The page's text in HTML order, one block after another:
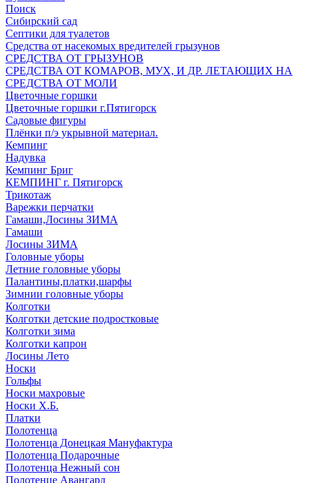
Поиск
Сибирский сад
Септики для туалетов
Средства от насекомых вредителей грызунов
СPEДСТВА ОТ ГРЫЗУНОВ
СРЕДСТВА ОТ КОМАРОВ, МУХ, И ДР. ЛЕТАЮЩИХ НА
СРЕДСТВА ОТ МОЛИ
Цветочные горшки
Цветочные горшки г.Пятигорск
Садовые фигуры
Плёнки п/э укрывной материал.
Кемпинг
Надувка
Кемпинг Бриг
КЕМПИНГ г. Пятигорск
Трикотаж
Варежки перчатки
Гамаши,Лосины ЗИМА
Гамаши
Лосины ЗИМА
Головные уборы
Летние головные уборы
Палантины,платки,шарфы
Зимнии головные уборы
Колготки
Колготки детские подростковые
Колготки зима
Колготки капрон
Лосины Лето
Носки
Гольфы
Носки махровые
Носки Х.Б.
Платки
Полотенца
Полотенца Донецкая Мануфактура
Полотенца Подарочные
Полотенца Нежный сон
Полотенце Авангард